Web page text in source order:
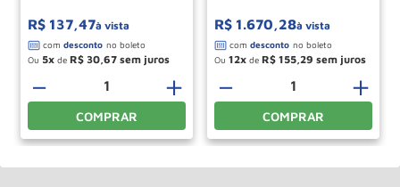
R$ 137,47à vista
Ou 5 de R$ 30,67
＋
－
COMPRAR
R$ 1.670,28à vista
Ou 12 de R$ 155,29
＋
－
COMPRAR